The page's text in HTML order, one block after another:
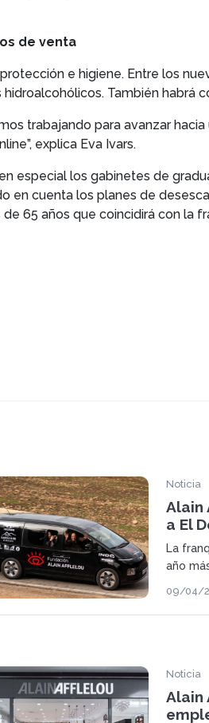
de venta
e higiene. Entre los
También habrá
trabajando para avanzar
explica Eva Ivars.
especial los gabinetes de
en cuenta los planes de
65 años que coincidirá con la
Noticia
Alain
a El
La
año
gafas a
09/04/
Noticia
Alain